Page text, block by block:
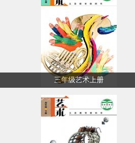
三年级艺术上册